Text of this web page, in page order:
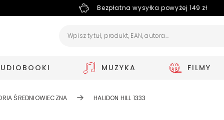
Bezpłatna wysyłka powyżej 149 zł
MUZYKA FILMY
ŚREDNIOWIECZNA HALIDON HILL 1333